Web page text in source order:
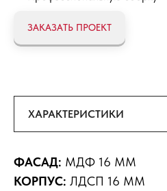
ЗАКАЗАТЬ ПРОЕКТ
ФАСАД: МДФ 16 ММ
КОРПУС: ЛДСП 16 ММ